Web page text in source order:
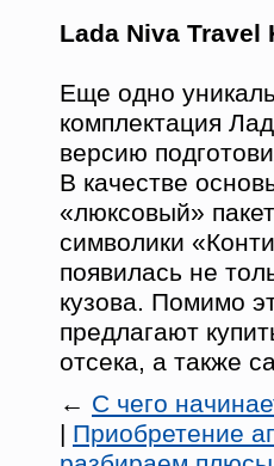
Lada Niva Travel
Еще одно
комплектация
версию
В качестве
«люксовый»
символики
появилась не
кузова. Помимо
предлагают
отсека, а также
← С чего
| Приобретение